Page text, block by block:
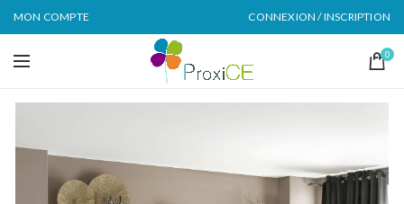
MON COMPTE CONNEXION / INSCRIPTION
0